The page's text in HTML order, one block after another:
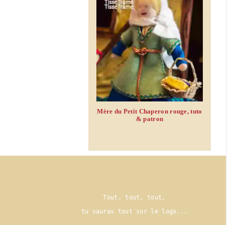
Mère du Petit Chaperon rouge, tuto
& patron
Tout, tout, tout,
tu sauras tout sur le logo.. .